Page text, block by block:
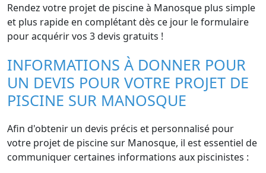
Rendez votre projet de piscine à Manosque plus simple
et plus rapide en complétant dès ce jour le formulaire
pour acquérir vos 3 devis gratuits !
INFORMATIONS À DONNER POUR
UN DEVIS POUR VOTRE PROJET DE
PISCINE SUR MANOSQUE
Afin d'obtenir un devis précis et personnalisé pour
votre projet de piscine sur Manosque, il est essentiel de
communiquer certaines informations aux piscinistes :